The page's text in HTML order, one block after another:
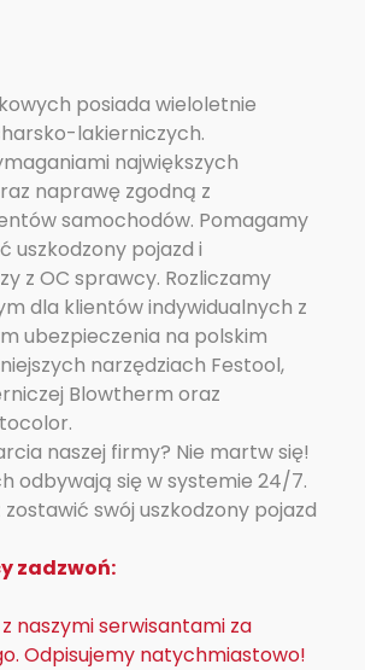
posiada wieloletnie
lakierniczych.
największych
naprawę zgodną z
samochodów. Pomagamy
uszkodzony pojazd i
z OC sprawcy. Rozliczamy
dla klientów indywidualnych z
ubezpieczenia na polskim
narzędziach Festool,
Blowtherm oraz
naszej firmy? Nie martw się!
odbywają się w systemie 24/7.
swój uszkodzony pojazd
zadzwoń:
naszymi serwisantami za
Odpisujemy natychmiastowo!